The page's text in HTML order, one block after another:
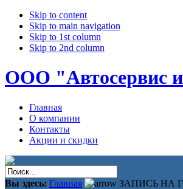
Skip to content
Skip to main navigation
Skip to 1st column
Skip to 2nd column
ООО "Автосервис
Главная
О компании
Контакты
Акции и скидки
Вы здесь: Главная ЗАПИСЬ НА